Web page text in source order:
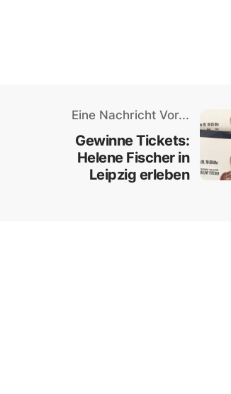
Eine Nachricht Vor...
Gewinne Tickets:
Helene Fischer in
Leipzig erleben